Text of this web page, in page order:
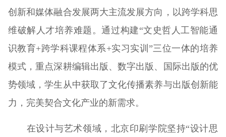
创新和媒体融合发展两大主流发展方向，以跨学科思
维破解人才培养难题。通过构建“文史哲人工智能通
识教育+跨学科课程体系+实习实训”三位一体的培养
模式，重点深耕编辑出版、数字出版、国际出版的优
势领域，学生从中获取了文化传播素养与出版创新能
力，完美契合文化产业的新需求。
在设计与艺术领域，北京印刷学院坚持“设计思